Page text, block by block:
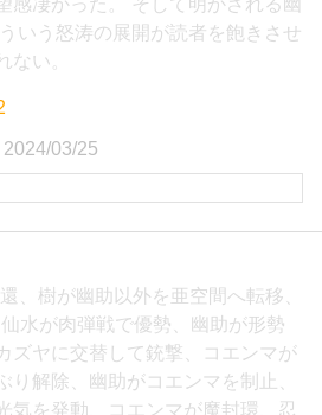
感凄かった。 そして明かされる幽
いう怒涛の展開が読者を飽きさせ
ない。
2024/03/25
、樹が幽助以外を亜空間へ転移、
水が肉弾戦で優勢、幽助が形勢
ズヤに交替して銃撃、コエンマが
り解除、幽助がコエンマを制止、
気を発動、コエンマが魔封環、忍